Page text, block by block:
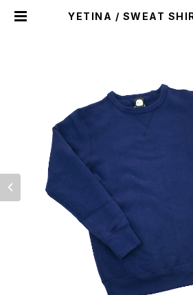
YETINA / SWEAT